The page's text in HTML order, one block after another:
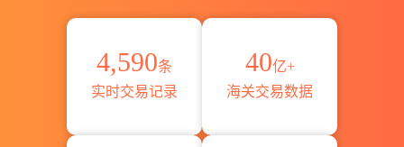
4,590条
实时交易记录
40亿+
海关交易数据